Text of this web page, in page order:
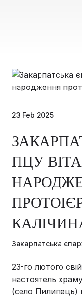
23 Feb 2025
ПЦУ
Закарпатська
23-го лютого
настоятель
(село Пилипець)